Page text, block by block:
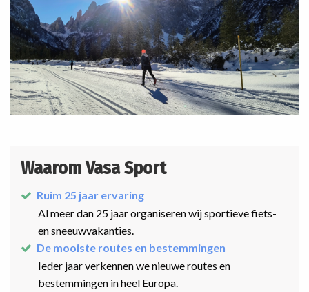
Waarom Vasa Sport
Ruim 25 jaar ervaring
Al meer dan 25 jaar organiseren wij sportieve fiets-
en sneeuwvakanties.
De mooiste routes en bestemmingen
Ieder jaar verkennen we nieuwe routes en
bestemmingen in heel Europa.